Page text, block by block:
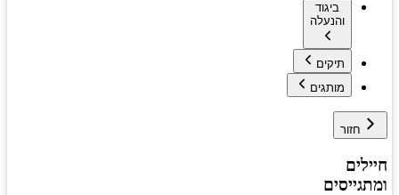
ביגוד
והנעלה
תיקים
מותגים
חזור
חיילים
ומתגייסים